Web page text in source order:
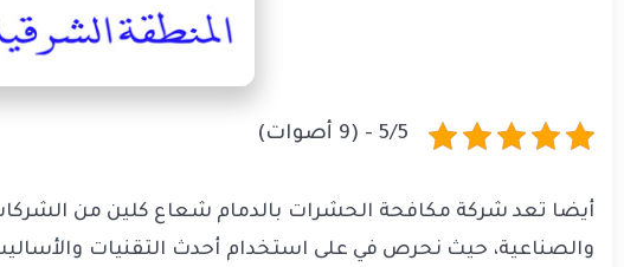
5/5 - (9 أصوات)
أيضا تعد شركة مكافحة الحشرات بالدمام شعاع كلين من
والصناعية، حيث نحرص في على استخدام أحدث التقنيات